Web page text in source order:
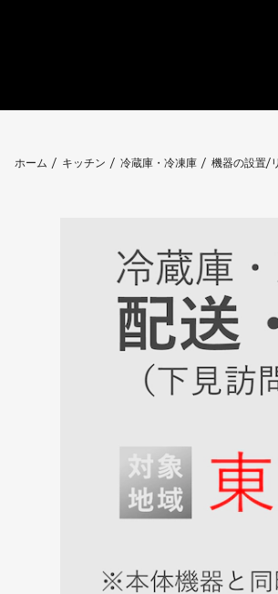
ホーム キッチン 冷蔵庫・冷凍庫 機器の設置/